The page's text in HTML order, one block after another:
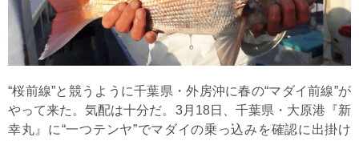
“桜前線”と競うように千葉県・外房沖に春の“マダイ前線”が
やって来た。気配は十分だ。3月18日、千葉県・大原港『新
幸丸』に“一つテンヤ”でマダイの乗っ込みを確認に出掛け